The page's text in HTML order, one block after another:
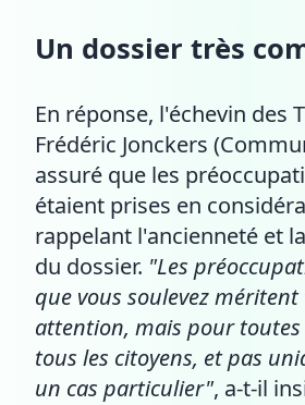
Un dossier très
En réponse, l'échevin des
Frédéric Jonckers
assuré que les
étaient prises en
rappelant l'ancienneté et
du dossier. "Les
que vous soulevez
attention, mais pour
tous les citoyens, et pas
un cas particulier", a-t-il